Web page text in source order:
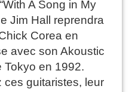
A Song in My
Jim Hall reprendra
Corea en
avec son Akoustic
Tokyo en 1992.
ces guitaristes, leur